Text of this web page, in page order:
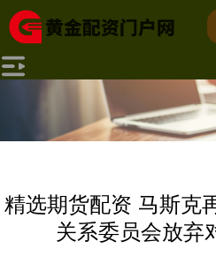
精选期货配资 马斯克
关系委员会放弃